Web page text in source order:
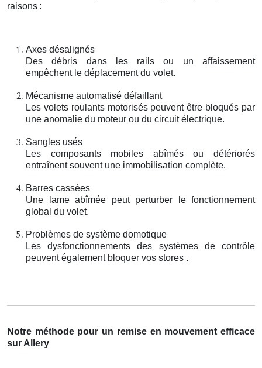
raisons :
Axes désalignés
Des débris dans les rails ou un affaissement
empêchent le déplacement du volet.
Mécanisme automatisé défaillant
Les volets roulants motorisés peuvent être bloqués par
une anomalie du moteur ou du circuit électrique.
Sangles usés
Les composants mobiles abîmés ou détériorés
entraînent souvent une immobilisation complète.
Barres cassées
Une lame abîmée peut perturber le fonctionnement
global du volet.
Problèmes de système domotique
Les dysfonctionnements des systèmes de contrôle
peuvent également bloquer vos stores .
Notre méthode pour un remise en mouvement efficace
sur Allery